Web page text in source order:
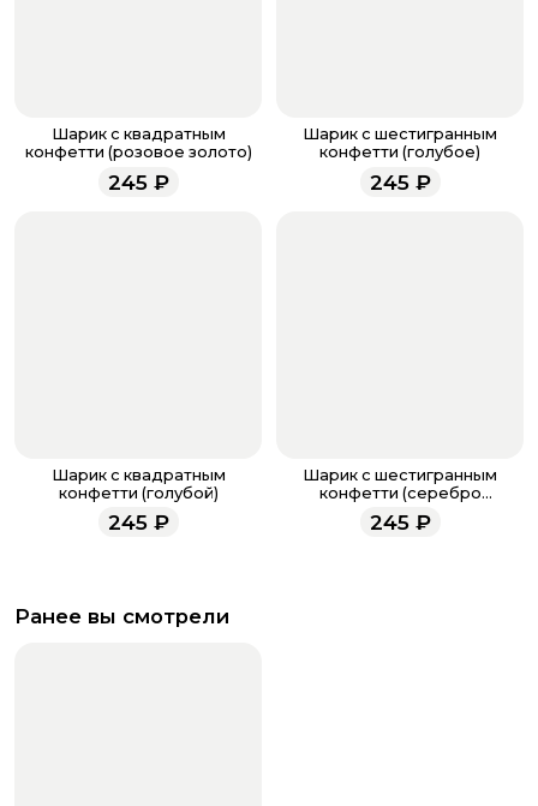
звоните по номеру телефона
напишите WhatsApp +7 937 333-66-53. Наши
менеджеры работают ежедневно с 9.00 до 23.00 и
всегда рады проконсультировать вас.
Шарик с квадратным
конфетти (розовое золото)
245₽
Шарик с шестигранным
конфетти (голубое)
245₽
Шарик с квадратным
конфетти (голубой)
245₽
Шарик с шестигранным
конфетти (серебро
голография)
245₽
Ранее вы смотрели